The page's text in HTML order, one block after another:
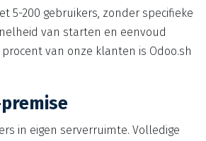
5-200 gebruikers, zonder specifieke
van starten en eenvoud
van onze klanten is Odoo.sh
in eigen serverruimte. Volledige